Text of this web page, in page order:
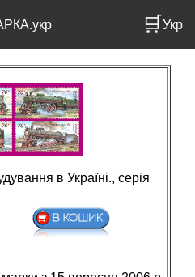
🛒Укр
в Україні., серія